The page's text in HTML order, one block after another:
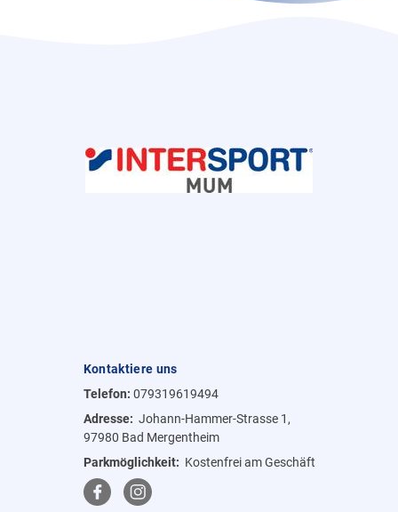
Kontaktiere uns
Telefon: 079319619494
Adresse: Johann-Hammer-Strasse 1,
97980 Bad Mergentheim
Parkmöglichkeit: Kostenfrei am Geschäft